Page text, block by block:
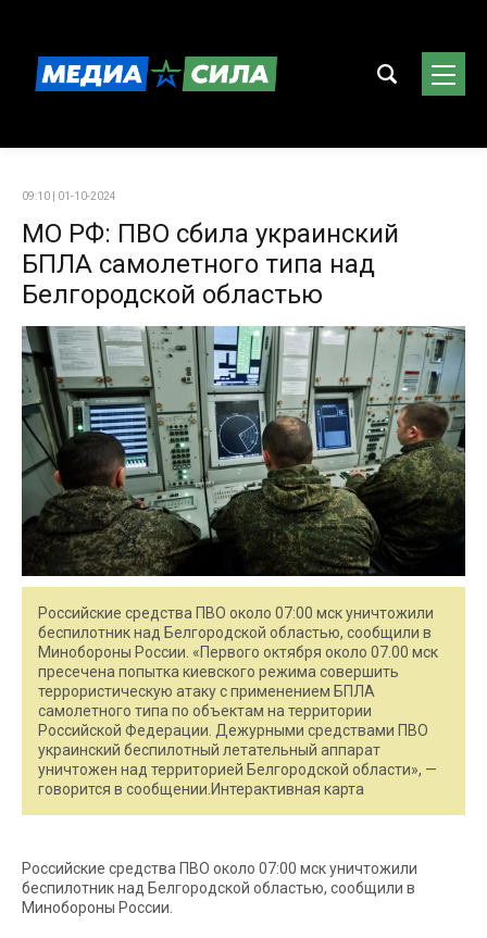
09:10 | 01-10-2024
МО РФ: ПВО сбила украинский
БПЛА самолетного типа над
Белгородской областью
Российские средства ПВО около 07:00 мск уничтожили
беспилотник над Белгородской областью, сообщили в
Минобороны России. «Первого октября около 07.00 мск
пресечена попытка киевского режима совершить
террористическую атаку c применением БПЛА
самолетного типа по объектам на территории
Российской Федерации. Дежурными средствами ПВО
украинский беспилотный летательный аппарат
уничтожен над территорией Белгородской области», —
говорится в сообщении.Интерактивная карта
Российские средства ПВО около 07:00 мск уничтожили
беспилотник над Белгородской областью, сообщили в
Минобороны России.